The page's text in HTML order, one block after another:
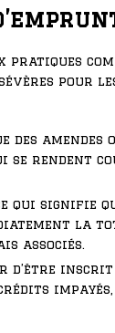
pratiques
pour
des
rendent
qui signifie
la
associés.
d’être